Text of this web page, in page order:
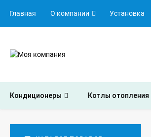
Главная О компании Установка
Кондиционеры Котлы отопления